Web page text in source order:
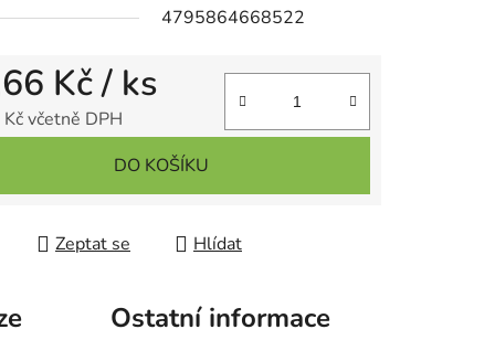
4795864668522
Kč/ ks
včetně DPH
DO KOŠÍKU
Zeptat se Hlídat
Ostatní informace